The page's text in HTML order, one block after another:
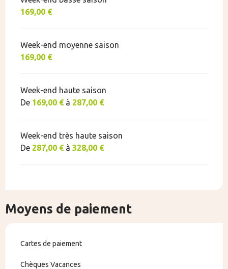
169,00 €
Week-end moyenne saison
169,00 €
Week-end haute saison
De 169,00 € à 287,00 €
Week-end très haute saison
De 287,00 € à 328,00 €
Moyens de paiement
Cartes de paiement
Chèques Vacances